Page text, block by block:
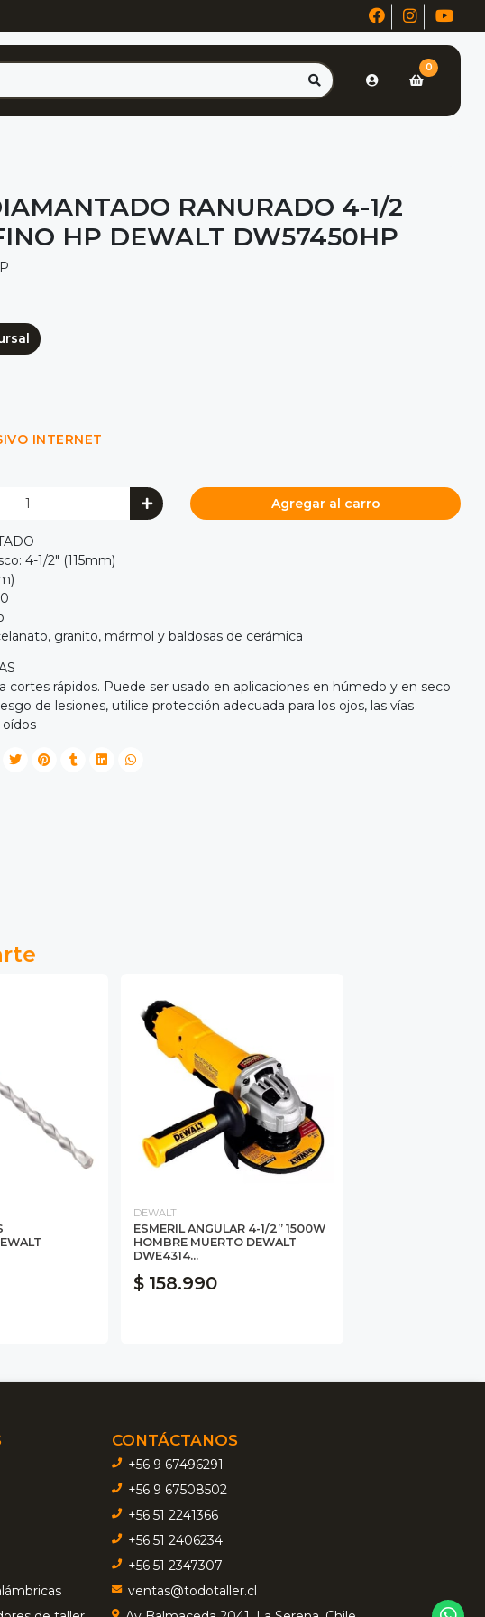
0
RANURADO 4-1/2
HP DEWALT DW57450HP
INTERNET
Agregar al carro
4-1/2" (115mm)
granito, mármol y baldosas de cerámica
cortes rápidos. Puede ser usado en aplicaciones en húmedo y en seco
de lesiones, utilice protección adecuada para los ojos, las vías
oídos
DEWALT
ESMERIL ANGULAR 4-1/2” 1500W
HOMBRE MUERTO DEWALT
DWE4314...
$ 158.990
CONTÁCTANOS
+56 9 67496291
+56 9 67508502
+56 51 2241366
+56 51 2406234
+56 51 2347307
ventas@todotaller.cl